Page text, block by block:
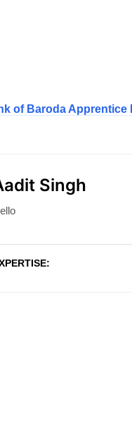
of Baroda Apprentice
Singh